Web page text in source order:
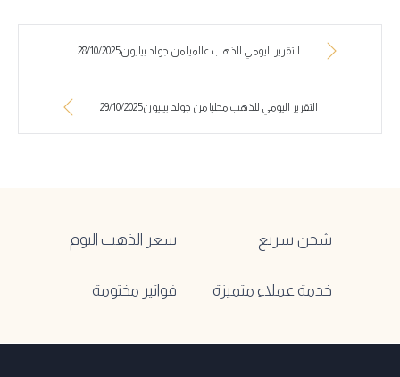
التقرير اليومي للذهب عالميا من جولد بيليون28/10/2025
التقرير اليومي للذهب محليا من جولد بيليون29/10/2025
شحن سريع سعر الذهب اليوم
خدمة عملاء متميزة فواتير مختومة